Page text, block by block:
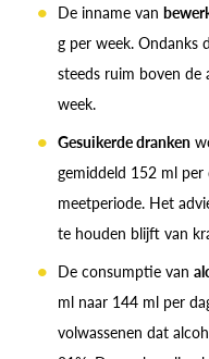
De inname van
g per week. Ondanks
steeds ruim boven de
week.
Gesuikerde dranken
gemiddeld 152 ml
meetperiode. Het
te houden blijft van
De consumptie van
ml naar 144 ml per
volwassenen dat